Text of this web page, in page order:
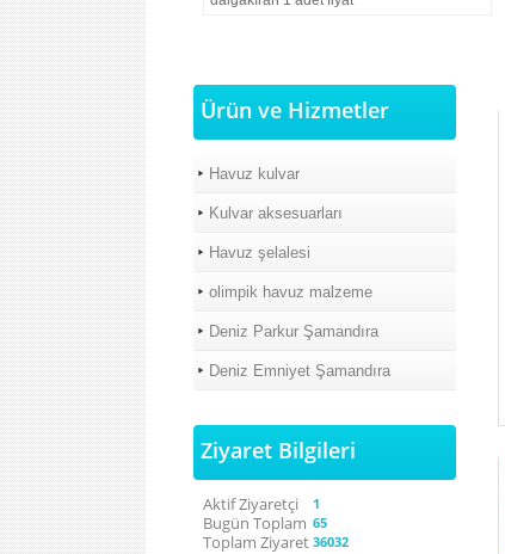
Ürün ve Hizmetler
Havuz kulvar
Kulvar aksesuarları
Havuz şelalesi
olimpik havuz malzeme
Deniz Parkur Şamandıra
Deniz Emniyet Şamandıra
Ziyaret Bilgileri
Aktif Ziyaretçi 1
Bugün Toplam 65
Toplam Ziyaret 36032